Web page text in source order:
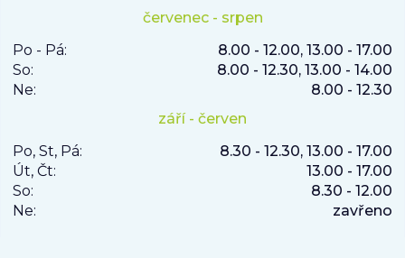
červenec - srpen
Po - Pá:
8.00 - 12.00, 13.00 - 17.00
So:
8.00 - 12.30, 13.00 - 14.00
Ne:
8.00 - 12.30
září - červen
Po, St, Pá:
8.30 - 12.30, 13.00 - 17.00
Út, Čt:
13.00 - 17.00
So:
8.30 - 12.00
Ne:
zavřeno